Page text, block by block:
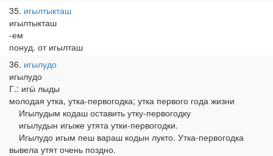
35 игылтыкташ
игылтыкташ
-ем
понуд. от игылташ
36 игылудо
игылудо
Г.: игӹ лыды
молодая утка, утка-первогодка; утка первого года жизни
Игылудым кодаш оставить утку-первогодку
игылудын игыже утята утки-первогодки.
Игылудо игым пеш вараш кодын лукто. Утка-первогодка
вывела утят очень поздно.